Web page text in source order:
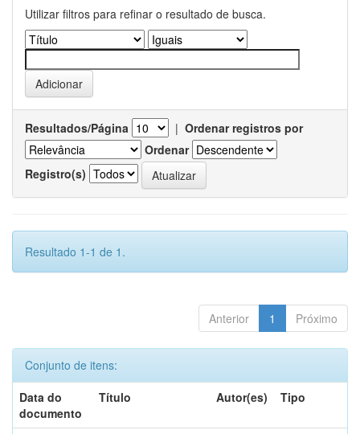
Utilizar filtros para refinar o resultado de busca.
Resultados/Página | Ordenar registros por
Ordenar
Registro(s)
Resultado 1-1 de 1.
Anterior 1 Próximo
Conjunto de itens:
Data do
documento
Título Autor(es) Tipo